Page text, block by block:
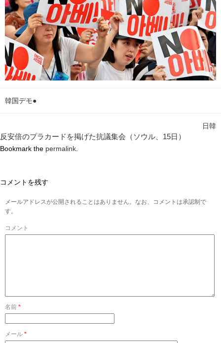
韓国デモ●
日韓
反安倍のプラカードを掲げた抗議集会（ソウル、15日）
Bookmark the permalink.
コメントを残す
メールアドレスが公開されることはありません。なお、コメントは承認制で
す。
コメント
名前 *
メール *